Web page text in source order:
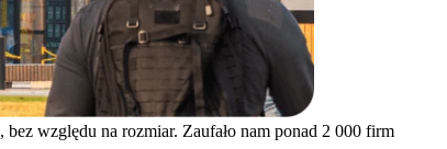
względu na rozmiar. Zaufało nam ponad 2 000 firm